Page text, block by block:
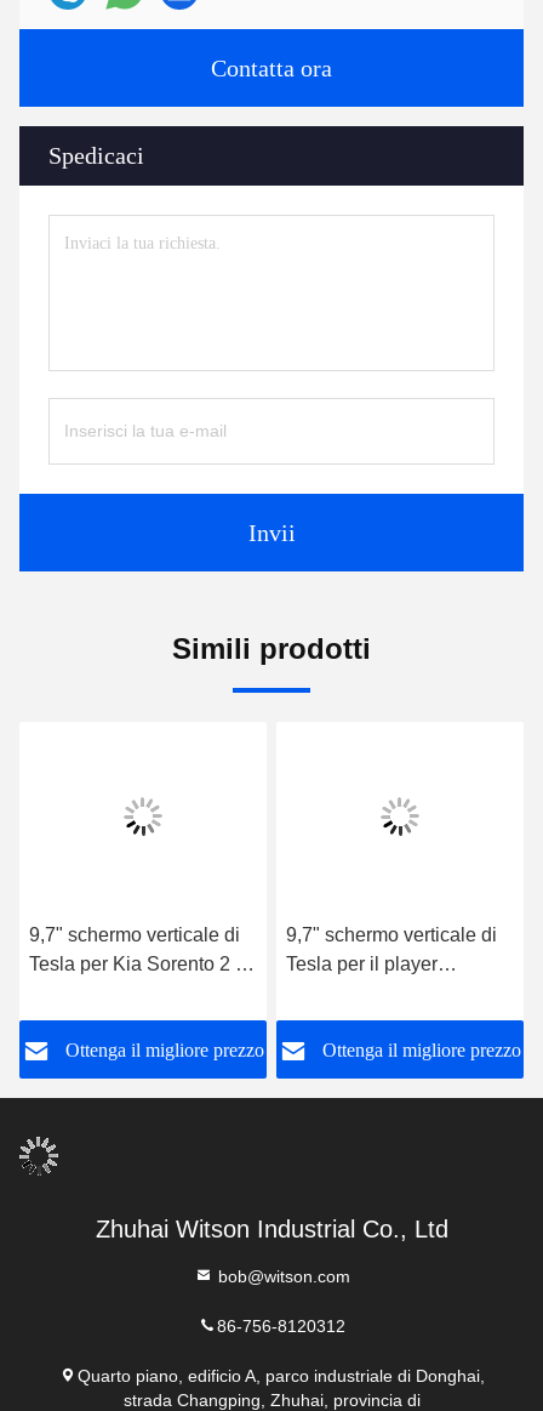
Contatta ora
Spedicaci
Invii
Simili prodotti
9,7" schermo verticale di
Tesla per Kia Sorento 2 II
multimediali
dell'automobile di Android
Ottenga il migliore prezzo
9,7" schermo verticale di
Tesla per il player
dell'automobile di Kia
Sorento Android
Ottenga il migliore prezzo
Zhuhai Witson Industrial Co., Ltd
bob@witson.com
86-756-8120312
Quarto piano, edificio A, parco industriale di Donghai,
strada Changping, Zhuhai, provincia di